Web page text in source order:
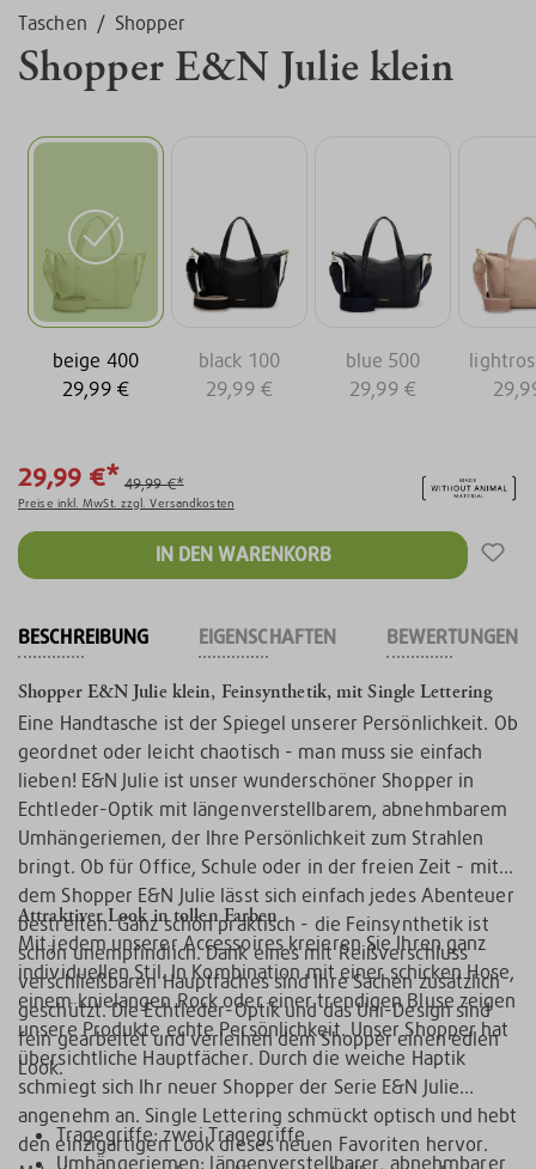
Taschen / Shopper
Shopper E&N Julie klein
BESCHREIBUNG EIGENSCHAFTEN BEWERTUNGEN
Shopper E&N Julie klein, Feinsynthetik, mit Single Lettering
Eine Handtasche ist der Spiegel unserer Persönlichkeit. Ob
geordnet oder leicht chaotisch - man muss sie einfach
lieben! E&N Julie ist unser wunderschöner Shopper in
Echtleder-Optik mit längenverstellbarem, abnehmbarem
Umhängeriemen, der Ihre Persönlichkeit zum Strahlen
bringt. Ob für Office, Schule oder in der freien Zeit - mit
dem Shopper E&N Julie lässt sich einfach jedes Abenteuer
bestreiten. Ganz schön praktisch - die Feinsynthetik ist
schön unempfindlich. Dank eines mit Reißverschluss
verschließbaren Hauptfaches sind Ihre Sachen zusätzlich
geschützt. Die Echtleder-Optik und das Uni-Design sind
fein gearbeitet und verleihen dem Shopper einen edlen
Look.
Attraktiver Look in tollen Farben
Mit jedem unserer Accessoires kreieren Sie Ihren ganz
individuellen Stil. In Kombination mit einer schicken Hose,
einem knielangen Rock oder einer trendigen Bluse zeigen
unsere Produkte echte Persönlichkeit. Unser Shopper hat
übersichtliche Hauptfächer. Durch die weiche Haptik
schmiegt sich Ihr neuer Shopper der Serie E&N Julie
angenehm an. Single Lettering schmückt optisch und hebt
den einzigartigen Look dieses neuen Favoriten hervor.
Tragegriffe: zwei Tragegriffe
Umhängeriemen: längenverstellbarer, abnehmbarer
beige 400
29,99 €
black 100
29,99 €
blue 500
29,99 €
29,99 €* 49,99 €*
Preise inkl. MwSt. zzgl. Versandkosten
IN DEN WARENKORB